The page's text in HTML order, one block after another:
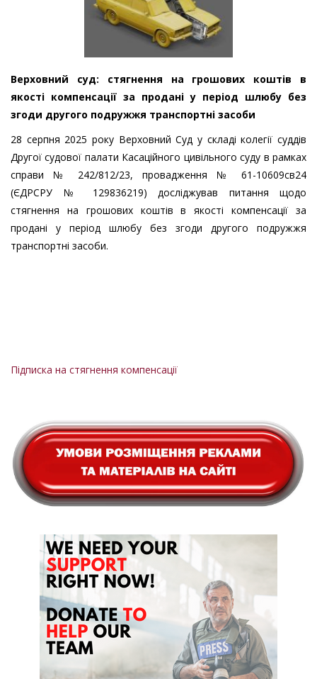
Верховний суд: стягнення на грошових коштів в
якості компенсації за продані у період шлюбу без
згоди другого подружжя транспортні засоби
28 серпня 2025 року Верховний Суд у складі колегії суддів
Другої судової палати Касаційного цивільного суду в рамках
справи № 242/812/23, провадження № 61-10609св24
(ЄДРСРУ № 129836219) досліджував питання щодо
стягнення на грошових коштів в якості компенсації за
продані у період шлюбу без згоди другого подружжя
транспортні засоби.
Підписка на стягнення компенсації